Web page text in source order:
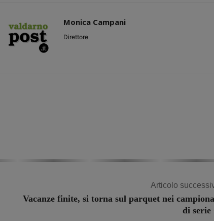
Monica Campani
Direttore
Articolo
Vacanze finite, si torna sul parquet nei
di serie